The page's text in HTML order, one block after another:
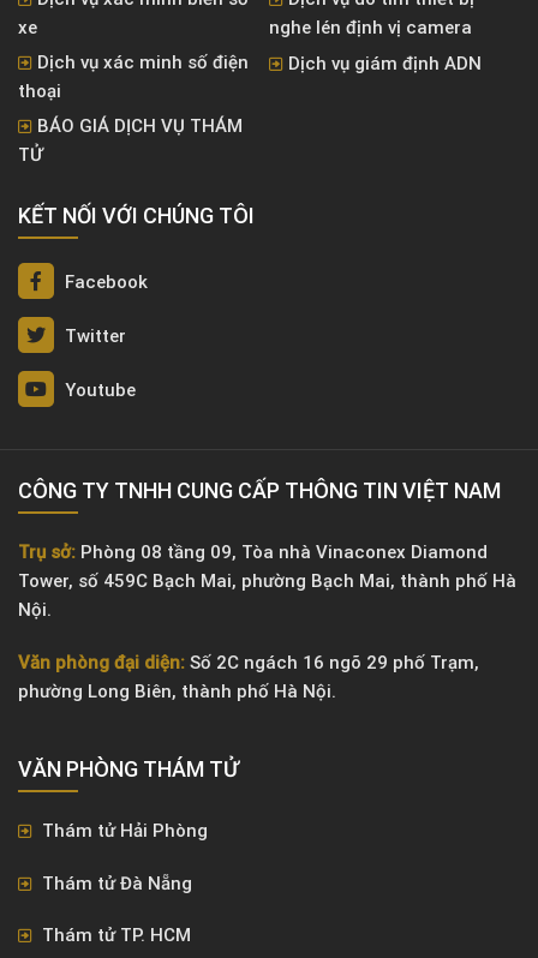
xe
nghe lén định vị camera
Dịch vụ xác minh số điện
thoại
Dịch vụ giám định ADN
BÁO GIÁ DỊCH VỤ THÁM
TỬ
KẾT NỐI VỚI CHÚNG TÔI
Facebook
Twitter
Youtube
CÔNG TY TNHH CUNG CẤP THÔNG TIN VIỆT NAM
Trụ sở: Phòng 08 tầng 09, Tòa nhà Vinaconex Diamond
Tower, số 459C Bạch Mai, phường Bạch Mai, thành phố Hà
Nội.
Văn phòng đại diện: Số 2C ngách 16 ngõ 29 phố Trạm,
phường Long Biên, thành phố Hà Nội.
VĂN PHÒNG ​THÁM TỬ
Thám tử Hải Phòng
Thám tử Đà Nẵng
Thám tử TP. HCM